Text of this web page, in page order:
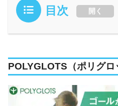
目次 開く
POLYGLOTS（ポリグロ